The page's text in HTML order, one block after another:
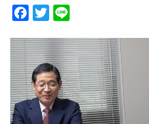
F
a
c
e
b
o
o
T
w
itt
er
e